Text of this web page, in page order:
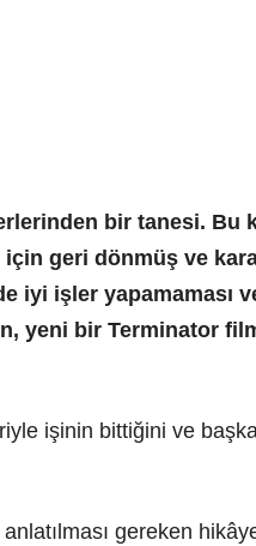
bir tanesi. Bu
geri dönmüş ve
iyi işler yapamaması
yeni bir Terminator
işinin bittiğini ve
gereken